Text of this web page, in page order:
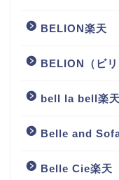
BELION楽天
BELION（ビ
bell la bell楽天
Belle and
Belle Cie楽天